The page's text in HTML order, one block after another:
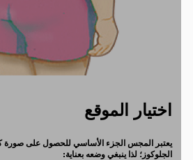
اختيار الموقع
يعتبر المجس الجزء الأساسي للحصول على صورة
الجلوكوز؛ لذا ينبغي وضعه بعناية: